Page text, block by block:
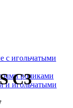
с игольчатыми
роликами
и игольчатыми
C3